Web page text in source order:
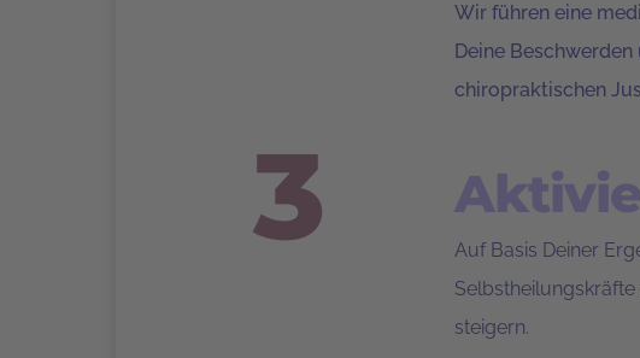
Wir führen eine
Deine
chiropraktischen
3
Auf Basis Deiner
steigern.